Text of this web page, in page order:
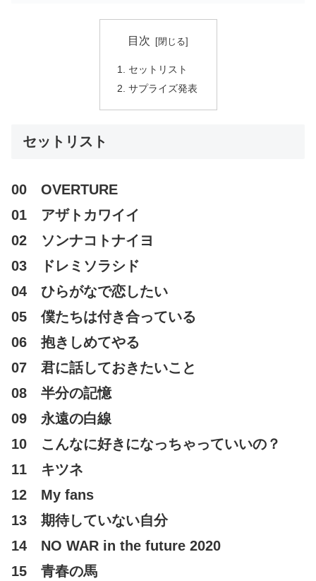
目次
セットリスト
サプライズ発表
セットリスト
00 OVERTURE
01 アザトカワイイ
02 ソンナコトナイヨ
03 ドレミソラシド
04 ひらがなで恋したい
05 僕たちは付き合っている
06 抱きしめてやる
07 君に話しておきたいこと
08 半分の記憶
09 永遠の白線
10 こんなに好きになっちゃっていいの？
11 キツネ
12 My fans
13 期待していない自分
14 NO WAR in the future 2020
15 青春の馬